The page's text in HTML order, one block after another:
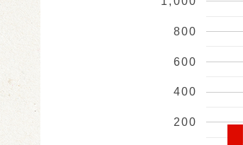
200
400
600
800